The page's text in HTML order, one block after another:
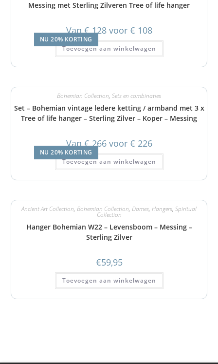
NU 20% KORTING
Messing met Sterling Zilveren Tree of life hanger
Van € 128 voor € 108
Toevoegen aan winkelwagen
NU 20% KORTING
Bohemian Collection, Sets en combinaties
Set – Bohemian vintage ledere ketting / armband met 3 x
Tree of life hanger – Sterling Zilver – Koper – Messing
Van € 266 voor € 226
Toevoegen aan winkelwagen
Ancient Art Collection, Bohemian Collection, Dames, Hangers, Spiritual
Collection
Hanger Bohemian W22 – Levensboom – Messing –
Sterling Zilver
€59,95
Toevoegen aan winkelwagen